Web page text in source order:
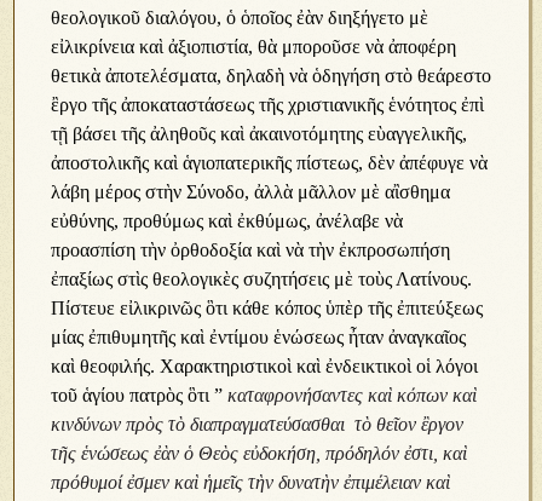
θεολογικοῦ διαλόγου, ὁ ὁποῖος ἐὰν διηξήγετο μὲ
εἰλικρίνεια καὶ ἀξιοπιστία, θὰ μποροῦσε νὰ ἀποφέρη
θετικὰ ἀποτελέσματα, δηλαδὴ νὰ ὁδηγήση στὸ θεάρεστο
ἒργο τῆς ἀποκαταστάσεως τῆς χριστιανικῆς ἑνότητος ἐπὶ
τῇ βάσει τῆς ἀληθοῦς καὶ ἀκαινοτόμητης εὺαγγελικῆς,
ἀποστολικῆς καὶ ἁγιοπατερικῆς πίστεως, δὲν ἀπέφυγε νὰ
λάβη μέρος στὴν Σύνοδο, ἀλλὰ μᾶλλον μὲ αἲσθημα
εὐθύνης, προθύμως καὶ ἐκθύμως, ἀνέλαβε νὰ
προασπίση τὴν ὀρθοδοξία καὶ νὰ τὴν ἐκπροσωπήση
ἐπαξίως στὶς θεολογικὲς συζητήσεις μὲ τοὺς Λατίνους.
Πίστευε εἰλικρινῶς ὃτι κάθε κόπος ὑπὲρ τῆς ἐπιτεύξεως
μίας ἐπιθυμητῆς καὶ ἐντίμου ἑνώσεως ἦταν ἀναγκαῖος
καὶ θεοφιλής. Χαρακτηριστικοὶ καὶ ἐνδεικτικοὶ οἱ λόγοι
τοῦ ἁγίου πατρὸς ὃτι ”καταφρονήσαντες καὶ κόπων καὶ
κινδύνων πρὸς τὸ διαπραγματεύσασθαι τὸ θεῖον ἒργον
τῆς ἑνώσεως ἐὰν ὁ Θεὸς εὐδοκήση, πρόδηλόν ἐστι, καὶ
πρόθυμοί ἐσμεν καὶ ἡμεῖς τὴν δυνατὴν ἐπιμέλειαν καὶ